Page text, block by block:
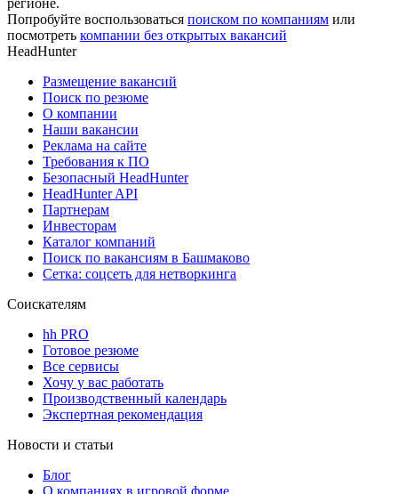
Попробуйте воспользоваться поиском по компаниям или
посмотреть компании без открытых вакансий
HeadHunter
Размещение вакансий
Поиск по резюме
О компании
Наши вакансии
Реклама на сайте
Требования к ПО
Безопасный HeadHunter
HeadHunter API
Партнерам
Инвесторам
Каталог компаний
Поиск по вакансиям в Башмаково
Сетка: соцсеть для нетворкинга
Соискателям
hh PRO
Готовое резюме
Все сервисы
Хочу у вас работать
Производственный календарь
Экспертная рекомендация
Новости и статьи
Блог
О компаниях в игровой форме